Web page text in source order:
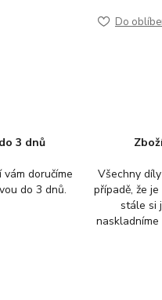
Do
3 dnů
doručíme
do 3 dnů.
Všechny
případě, že
stále si